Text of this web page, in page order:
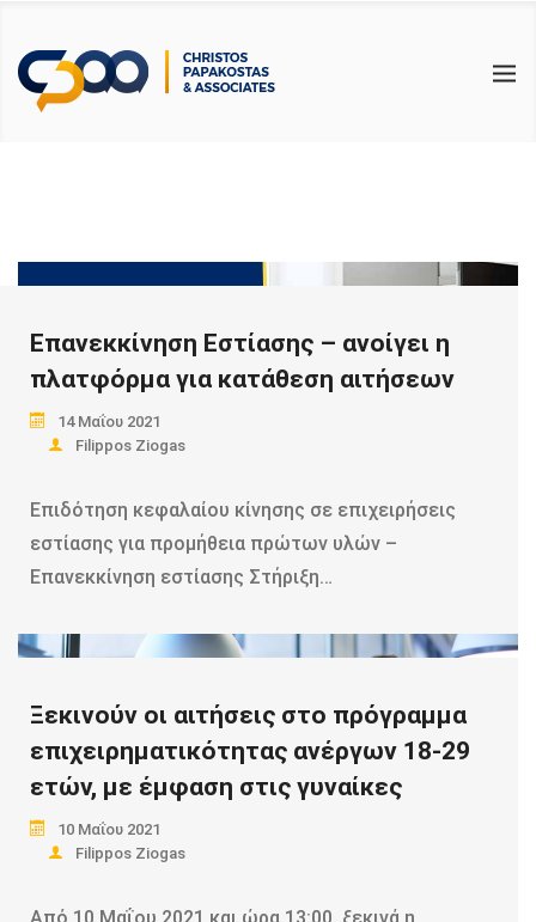
Επανεκκίνηση Εστίασης – ανοίγει η
πλατφόρμα για κατάθεση αιτήσεων
14 Μαΐου 2021
Filippos Ziogas
Επιδότηση κεφαλαίου κίνησης σε επιχειρήσεις
εστίασης για προμήθεια πρώτων υλών –
Επανεκκίνηση εστίασης Στήριξη…
Ξεκινούν οι αιτήσεις στο πρόγραμμα
επιχειρηματικότητας ανέργων 18-29
ετών, με έμφαση στις γυναίκες
10 Μαΐου 2021
Filippos Ziogas
ΥΠΗΡΕΣΙΕΣ
ΛΟΓΙΣΤΙΚΕΣ
ΕΚΠΑΙΔΕΥΤΙΚΕΣ
ΕΠΙΚΑΙΡΟΤΗΤΑ
ΑΡΘΡΑ
ΧΡΗΣΙΜΑ
ΑΙΤΗΣΕΙΣ & ΔΗΛΩΣΕΙΣ PDF